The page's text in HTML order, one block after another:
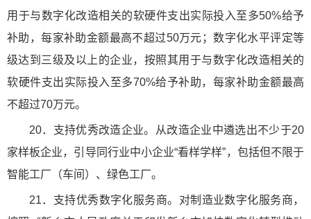
用于与数字化改造相关的软硬件支出实际投入至多50%给予
补助，每家补助金额最高不超过50万元；数字化水平评定等
级达到三级及以上的企业，按照其用于与数字化改造相关的
软硬件支出实际投入至多70%给予补助，每家补助金额最高
不超过70万元。
20．支持优秀改造企业。从改造企业中遴选出不少于20
家样板企业，引导同行业中小企业“看样学样”，包括但不限于
智能工厂（车间）、绿色工厂。
21．支持优秀数字化服务商。对制造业数字化服务商，